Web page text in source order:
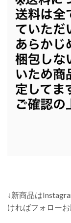
↓新商品は
ければフォローお